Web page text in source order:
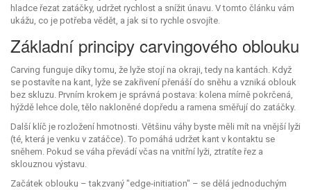
hladce řezat zatáčky, udržet rychlost a snížit únavu. V tomto článku vám
ukážu, co je potřeba vědět, a jak si to rychle osvojíte.
Základní principy carvingového oblouku
Carving funguje díky tomu, že lyže stojí na okraji, tedy na kantách. Když
se postavíte na kant, lyže se zakřivení přenáší do sněhu a vzniká oblouk
bez skluzu. Prvním krokem je správná postava: kolena mírně pokrčená,
hýždě lehce dole, tělo nakloněné dopředu a ramena směřují do zatáčky.
Další klíč je rozložení hmotnosti. Většinu váhy byste měli mít na vnější lyži
(té, která je venku v zatáčce). To pomáhá udržet kant v kontaktu se
sněhem. Pokud se váha převádí včas na vnitřní lyži, ztratíte řez a
sklouznou výstavu.
Začátek oblouku – takzvaný "edge‑initiation" – se dělá jednoduchým